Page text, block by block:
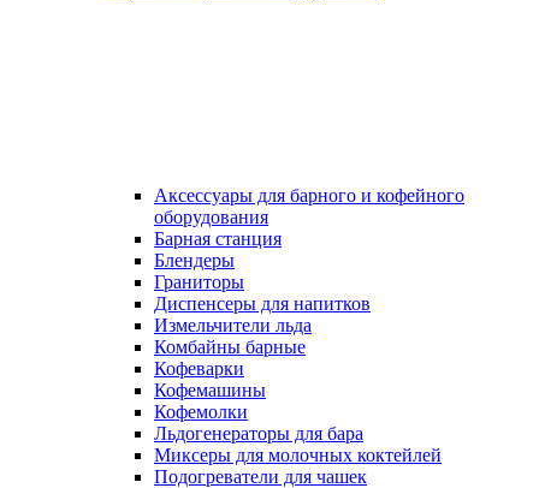
Аксессуары для барного и кофейного
оборудования
Барная станция
Блендеры
Граниторы
Диспенсеры для напитков
Измельчители льда
Комбайны барные
Кофеварки
Кофемашины
Кофемолки
Льдогенераторы для бара
Миксеры для молочных коктейлей
Подогреватели для чашек